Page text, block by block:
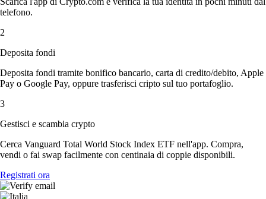
telefono.
2
Deposita fondi
Deposita fondi tramite bonifico bancario, carta di credito/debito, Apple
Pay o Google Pay, oppure trasferisci cripto sul tuo portafoglio.
3
Gestisci e scambia crypto
Cerca Vanguard Total World Stock Index ETF nell'app. Compra,
vendi o fai swap facilmente con centinaia di coppie disponibili.
Registrati ora